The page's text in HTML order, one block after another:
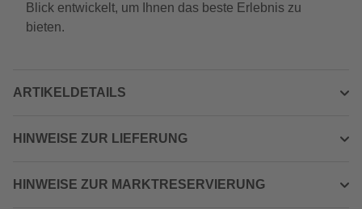
Blick entwickelt, um Ihnen das beste Erlebnis zu
bieten.
ARTIKELDETAILS
HINWEISE ZUR LIEFERUNG
HINWEISE ZUR MARKTRESERVIERUNG